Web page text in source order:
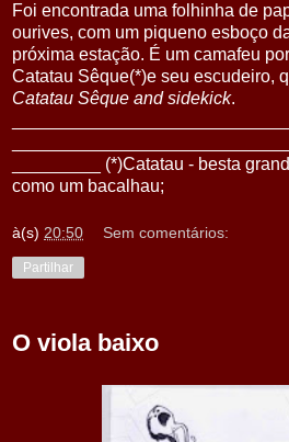
Foi encontrada uma folhinha de
ourives, com um piqueno esboço
próxima estação. É um camafeu
Catatau Sêque(*)e seu escudeiro,
Catatau Sêque and sidekick.
_________ (*)Catatau - besta
como um bacalhau;
à(s) 20:50 Sem comentários:
Partilhar
O viola baixo